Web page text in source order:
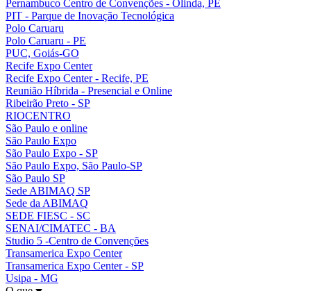
Pernambuco Centro de Convenções - Olinda, PE
PIT - Parque de Inovação Tecnológica
Polo Caruaru
Polo Caruaru - PE
PUC, Goiás-GO
Recife Expo Center
Recife Expo Center - Recife, PE
Reunião Híbrida - Presencial e Online
Ribeirão Preto - SP
RIOCENTRO
São Paulo e online
São Paulo Expo
São Paulo Expo - SP
São Paulo Expo, São Paulo-SP
São Paulo SP
Sede ABIMAQ SP
Sede da ABIMAQ
SEDE FIESC - SC
SENAI/CIMATEC - BA
Studio 5 -Centro de Convenções
Transamerica Expo Center
Transamerica Expo Center - SP
Usipa - MG